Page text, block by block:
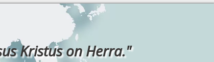
Kristus on Herra."